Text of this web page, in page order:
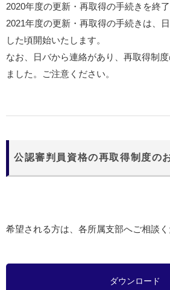
2020年度の更新・再取得の手続きを終
2021年度の更新・再取得の手続きは、
した頃開始いたします。
なお、日バから連絡があり、再取得制
ました。ご注意ください。
公認審判員資格の再取得制度の
希望される方は、各所属支部へご相談く
ダウンロード